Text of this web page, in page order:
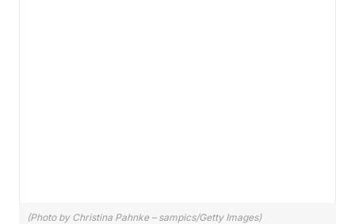
(Photo by Christina Pahnke – sampics/Getty Images)